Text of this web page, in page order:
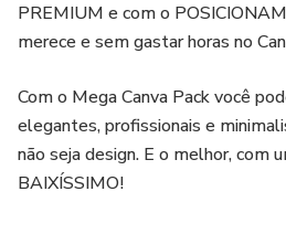
PREMIUM e com o
merece e sem gastar horas no
Com o Mega Canva Pack você
elegantes, profissionais e
não seja design. E o melhor, com
BAIXÍSSIMO!